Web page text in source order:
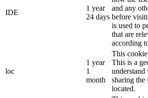
IDE
1 year
24 days
and any
before
is used to
that are
according
loc
1 year
1
month
This
This is a
understand
sharing the
located.